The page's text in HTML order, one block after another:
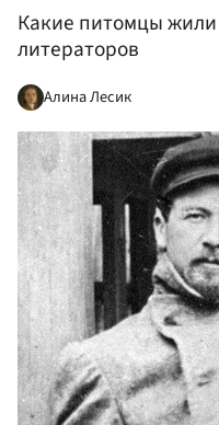
Какие питомцы жили
литераторов
Алина Лесик